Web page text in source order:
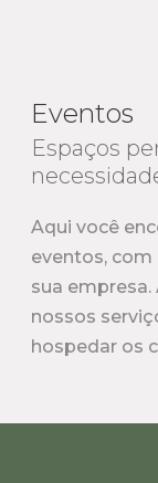
Eventos
Espaços
Aqui você
eventos,
sua
nossos
hospedar os